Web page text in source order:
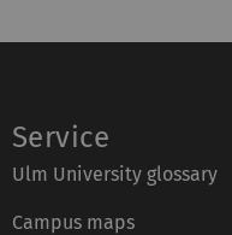
Service
Ulm University glossary
Campus maps